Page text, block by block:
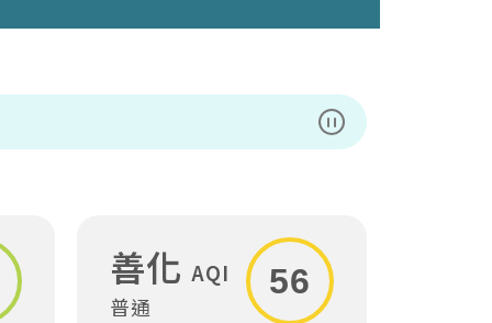
暫停播放
善化 AQI
普通
56